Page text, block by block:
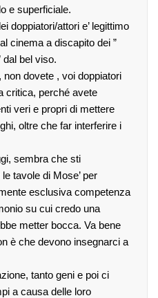
e superficiale.
doppiatori/attori e’ legittimo
cinema a discapito dei ”
dal bel viso.
non dovete , voi doppiatori
critica, perché avete
veri e propri di mettere
oltre che far interferire i
sembra che sti
tavole di Mose’ per
esclusiva competenza
su cui credo una
metter bocca. Va bene
è che devono insegnarci a
tanto geni e poi ci
a causa delle loro